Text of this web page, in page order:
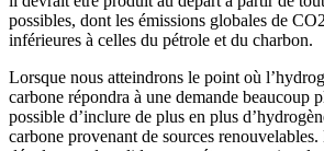
possibles, dont les émissions globales de
inférieures à celles du pétrole et du charbon.
Lorsque nous atteindrons le point où
carbone répondra à une demande beaucoup
possible d’inclure de plus en plus
carbone provenant de sources